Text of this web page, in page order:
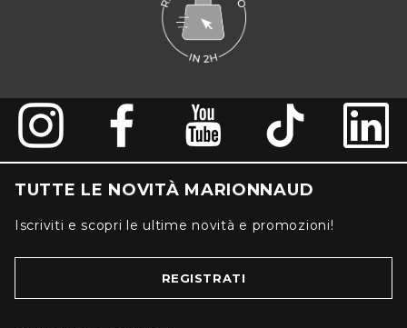
TUTTE LE NOVITÀ MARIONNAUD
Iscriviti e scopri le ultime novità e promozioni!
REGISTRATI